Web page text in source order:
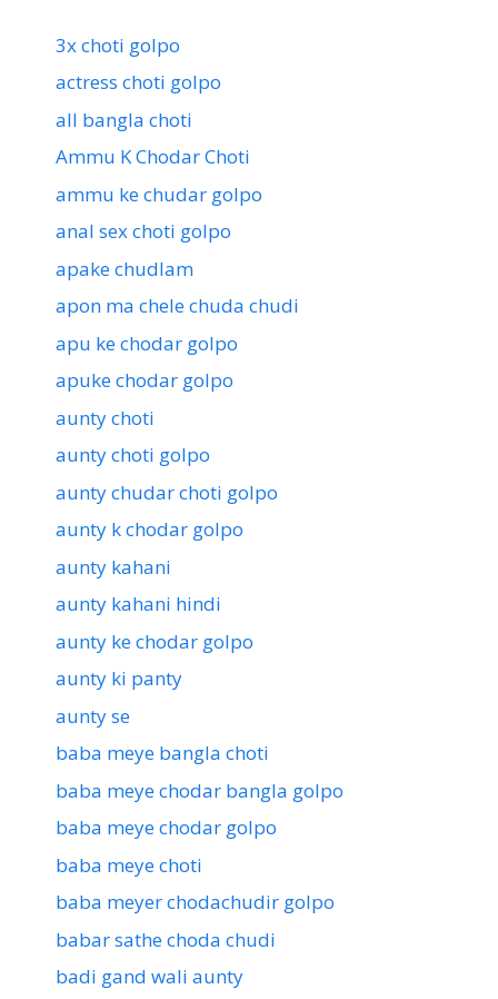
3x choti golpo
actress choti golpo
all bangla choti
Ammu K Chodar Choti
ammu ke chudar golpo
anal sex choti golpo
apake chudlam
apon ma chele chuda chudi
apu ke chodar golpo
apuke chodar golpo
aunty choti
aunty choti golpo
aunty chudar choti golpo
aunty k chodar golpo
aunty kahani
aunty kahani hindi
aunty ke chodar golpo
aunty ki panty
aunty se
baba meye bangla choti
baba meye chodar bangla golpo
baba meye chodar golpo
baba meye choti
baba meyer chodachudir golpo
babar sathe choda chudi
badi gand wali aunty